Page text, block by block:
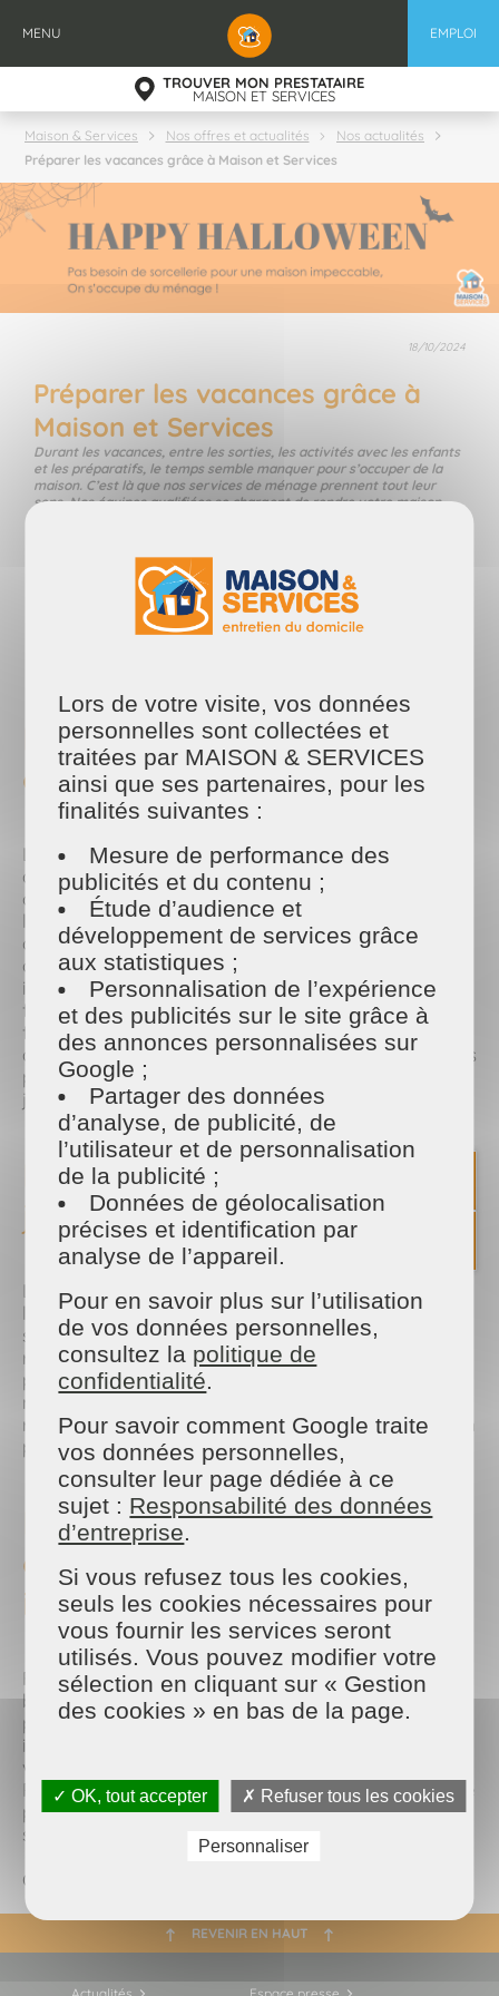
MENU EMPLOI
TROUVER MON PRESTATAIRE
MAISON ET SERVICES
Maison & Services Nos offres et actualités
Nos actualités
Préparer les vacances grâce à Maison et Services
18/10/2024
Préparer les vacances grâce à
Maison et Services
Durant les vacances, entre les sorties, les activités avec les enfants
et les préparatifs, le temps semble manquer pour s’occuper de la
maison. C’est là que nos services de ménage prennent tout leur
sens. Nos équipes qualifiées se chargent de rendre votre maison
PARTAGER
Halloween : la fête sans les
corvées 🎃
L’automne apporte également Halloween, une fête
adorée par les enfants. Entre la décoration des
citrouilles, les toiles d’araignée et les déguisements,
la maison se transforme souvent en scène de
chaos. Avec Maison et Services, préparez et
célébrez Halloween sans stress. Nos professionnels
interviennent pour préparer votre intérieur avant la
fête, et pour remettre tout en ordre une fois les
festivités terminées. Qu’il s’agisse d’un nettoyage
avant une soirée costumée ou après le passage des
petits monstres, on s’occupe de tout, vous laissant
juste le plaisir de profiter du moment.
Entretien extérieur : votre
jardin prêt pour l’automne 🍂
La saison des feuilles mortes peut aussi rendre
l’entretien du jardin compliqué. Grâce à nos
services de jardinage, vos espaces extérieurs
restent propres et accueillants pour que les enfants
puissent jouer, et que vous puissiez profiter d’un
moment de détente. Nos experts s’occupent du
ramassage des feuilles, de la taille des haies, et bien
plus encore.
Profitez du crédit d’impôt
grâce au service Avance
immédiate de l’Urssaf 💰
Faire appel à Maison et Services, c’est aussi
bénéficier du crédit d’impôt de 50 % sur les
prestations de services à domicile. Ces 50% sont
immédiatement pris en compte, c’est à dire que
vous ne devez en aucun cas faire d’avance.
Prenons un exemple : sur un devis de 200€, vous ne
paierez que 100€. Ce dispositif s’applique que vous
soyez actif, retraité ou indépendant.
Contactez-nous dès maintenant ⭐️
REVENIR EN HAUT
Lors de votre visite, vos données
personnelles sont collectées et
traitées par MAISON & SERVICES
ainsi que ses partenaires, pour les
finalités suivantes :
Mesure de performance des
publicités et du contenu ;
Étude d’audience et
développement de services grâce
aux statistiques ;
Personnalisation de l’expérience
et des publicités sur le site grâce à
des annonces personnalisées sur
Google ;
Partager des données
d’analyse, de publicité, de
l’utilisateur et de personnalisation
de la publicité ;
Données de géolocalisation
précises et identification par
analyse de l’appareil.
Pour en savoir plus sur l’utilisation
de vos données personnelles,
consultez la politique de
confidentialité
Pour savoir comment Google traite
vos données personnelles,
consulter leur page dédiée à ce
sujet : Responsabilité des données
d’entreprise
Si vous refusez tous les cookies,
seuls les cookies nécessaires pour
vous fournir les services seront
utilisés. Vous pouvez modifier votre
sélection en cliquant sur « Gestion
des cookies » en bas de la page.
✓ OK, tout accepter ✗ Refuser tous les cookies
Personnaliser